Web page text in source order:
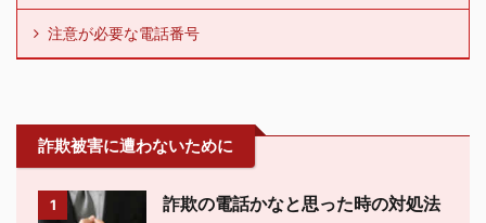
注意が必要な電話番号
詐欺被害に遭わないために
1 詐欺の電話かなと思った時の対処法